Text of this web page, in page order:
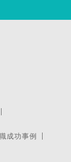
成功事例